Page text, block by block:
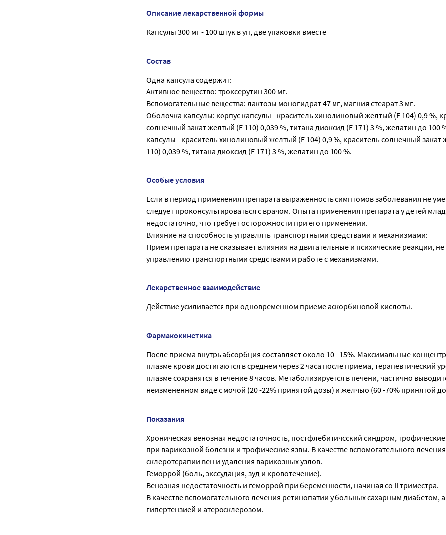
Описание лекарственной формы
Капсулы 300 мг - 100 штук в уп, две упаковки вместе
Состав
Одна капсула содержит:
Активное вещество: троксерутин 300 мг.
Вспомогательные вещества: лактозы моногидрат 47 мг, магния стеарат 3 мг.
Оболочка капсулы: корпус капсулы - краситель хинолиновый желтый (Е 104) 0,9 %,
солнечный закат желтый (Е 110) 0,039 %, титана диоксид (Е 171) 3 %, желатин до 100
капсулы - краситель хинолиновый желтый (Е 104) 0,9 %, краситель солнечный закат
110) 0,039 %, титана диоксид (Е 171) 3 %, желатин до 100 %.
Особые условия
Если в период применения препарата выраженность симптомов заболевания не
следует проконсультироваться с врачом. Опыта применения препарата у детей
недостаточно, что требует осторожности при его применении.
Влияние на способность управлять транспортными средствами и механизмами:
Прием препарата не оказывает влияния на двигательные и психические реакции, не
управлению транспортными средствами и работе с механизмами.
Лекарственное взаимодействие
Действие усиливается при одновременном приеме аскорбиновой кислоты.
Фармакокинетика
После приема внутрь абсорбция составляет около 10 - 15%. Максимальные
плазме крови достигаются в среднем через 2 часа после приема, терапевтический
плазме сохранятся в течение 8 часов. Метаболизируется в печени, частично
неизмененном виде с мочой (20 -22% принятой дозы) и желчыо (60 -70% принятой
Показания
Хроническая венозная недостаточность, постфлебитичсский синдром,
при варикозной болезни и трофические язвы. В качестве вспомогательного
склеротсрапии вен и удаления варикозных узлов.
Геморрой (боль, экссудация, зуд и кровотечение).
Венозная недостаточность и геморрой при беременности, начиная со II триместра.
В качестве вспомогательного лечения ретинопатии у больных сахарным диабетом,
гипертензией и атеросклерозом.